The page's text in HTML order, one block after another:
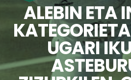
ALEBIN ETA
UGARI